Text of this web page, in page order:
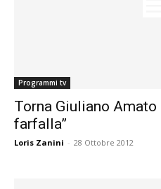
Programmi tv
Torna Giuliano
farfalla”
Loris Zanini - 28 Ottobre 2012